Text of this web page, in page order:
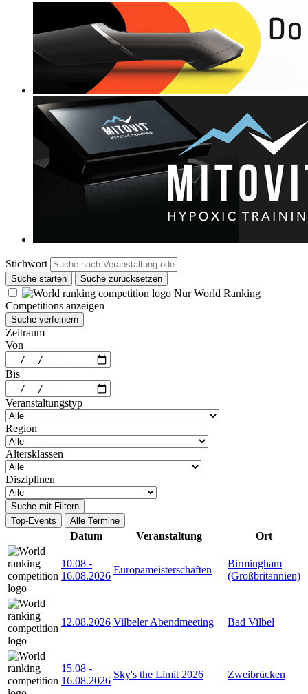
Stichwort
Suche starten Suche zurücksetzen
Nur World Ranking
Competitions anzeigen
Suche verfeinern
Zeitraum
Von
Bis
Veranstaltungstyp
Region
Altersklassen
Disziplinen
Suche mit Filtern
Top-Events
Alle Termine
Datum Veranstaltung Ort
10.08 -
16.08.2026
Europameisterschaften
Birmingham
(Großbritannien)
12.08.2026 Vilbeler Abendmeeting Bad Vilbel
15.08 -
16.08.2026
Sky's the Limit 2026 Zweibrücken